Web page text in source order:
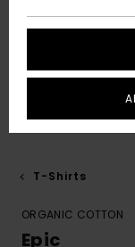
T-Shirts
ORGANIC COTTON
Epic